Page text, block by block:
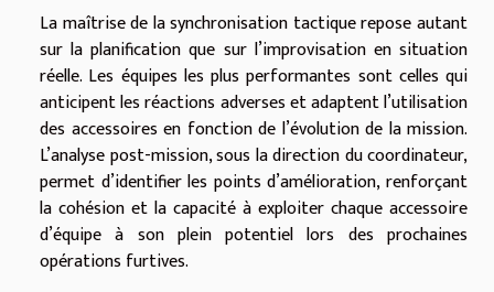
La maîtrise de la synchronisation tactique repose autant
sur la planification que sur l’improvisation en situation
réelle. Les équipes les plus performantes sont celles qui
anticipent les réactions adverses et adaptent l’utilisation
des accessoires en fonction de l’évolution de la mission.
L’analyse post-mission, sous la direction du coordinateur,
permet d’identifier les points d’amélioration, renforçant
la cohésion et la capacité à exploiter chaque accessoire
d’équipe à son plein potentiel lors des prochaines
opérations furtives.